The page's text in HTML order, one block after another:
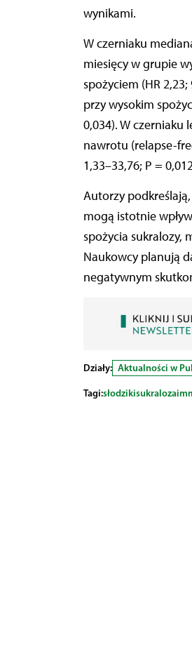
wynikami.
W czerniaku
miesięcy w grupie
spożyciem (HR 2,23;
przy wysokim
0,034). W
nawrotu (relapse-
1,33–33,76; P =
Autorzy
mogą istotnie
spożycia sukralozy,
Naukowcy planują
negatywnym
Działy: Aktualności w
Tagi:słodzikisukraloza